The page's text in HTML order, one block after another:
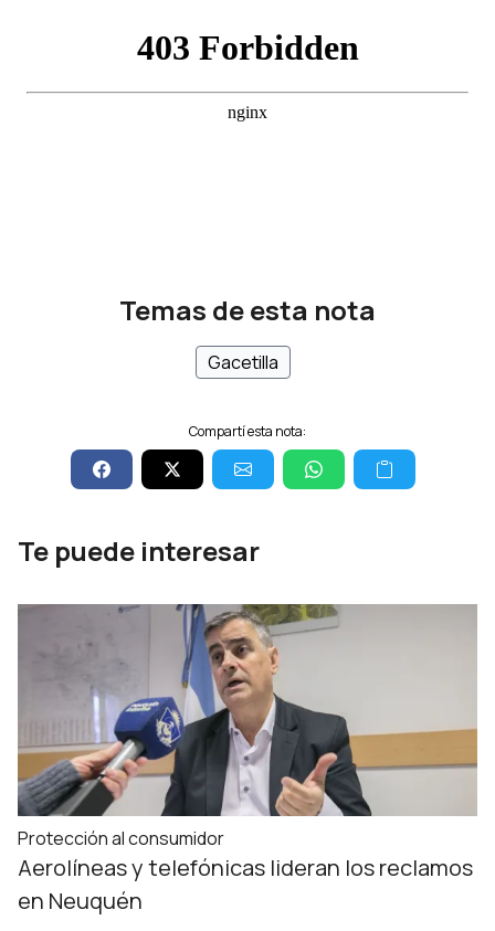
Temas de esta nota
Gacetilla
Compartí esta nota:
Te puede interesar
Protección al consumidor
Aerolíneas y telefónicas lideran los reclamos
en Neuquén